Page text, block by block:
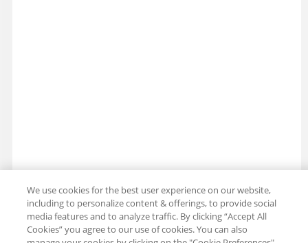
分享：电子邮件 推特
We use cookies for the best user experience on our website,
including to personalize content & offerings, to provide social
media features and to analyze traffic. By clicking “Accept All
Cookies” you agree to our use of cookies. You can also